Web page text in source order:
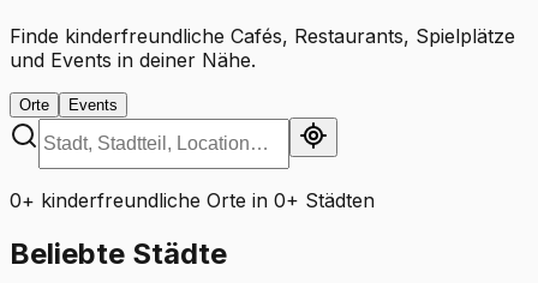
Finde kinderfreundliche Cafés, Restaurants, Spielplätze
und Events in deiner Nähe.
Orte Events
0+ kinderfreundliche Orte in 0+ Städten
Beliebte Städte